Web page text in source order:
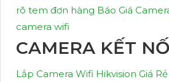
rõ tem đơn hàng Báo Giá
camera wifi
CAMERA KẾT
Lắp Camera Wifi Hikvision Giá Rẻ